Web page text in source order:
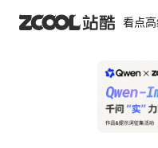
看点
【gk涂装】